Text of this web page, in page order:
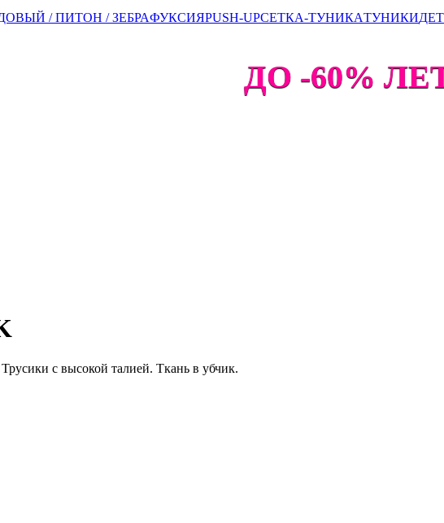
/ ПИТОН / ЗЕБРАФУКСИЯPUSH-UPСЕТКА-ТУНИКАТУНИКИ
ДО -60%
с высокой талией. Ткань в убчик.